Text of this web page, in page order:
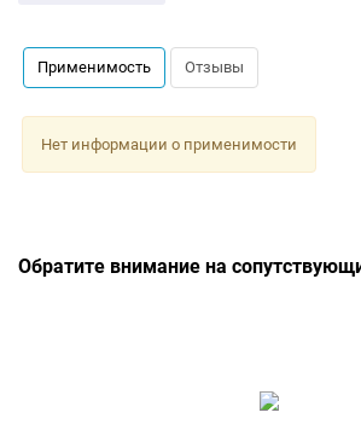
Применимость Отзывы
Нет информации о применимости
Обратите внимание на